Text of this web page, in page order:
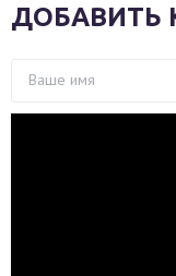
ДОБАВИТЬ